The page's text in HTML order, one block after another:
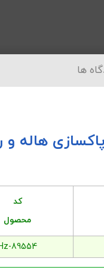
ها
هاله و
کد
محصول
89554